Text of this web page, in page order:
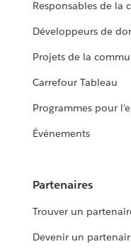
Responsables de la
Développeurs de
Projets de la
Carrefour Tableau
Programmes pour
Événements
Partenaires
Trouver un
Devenir un